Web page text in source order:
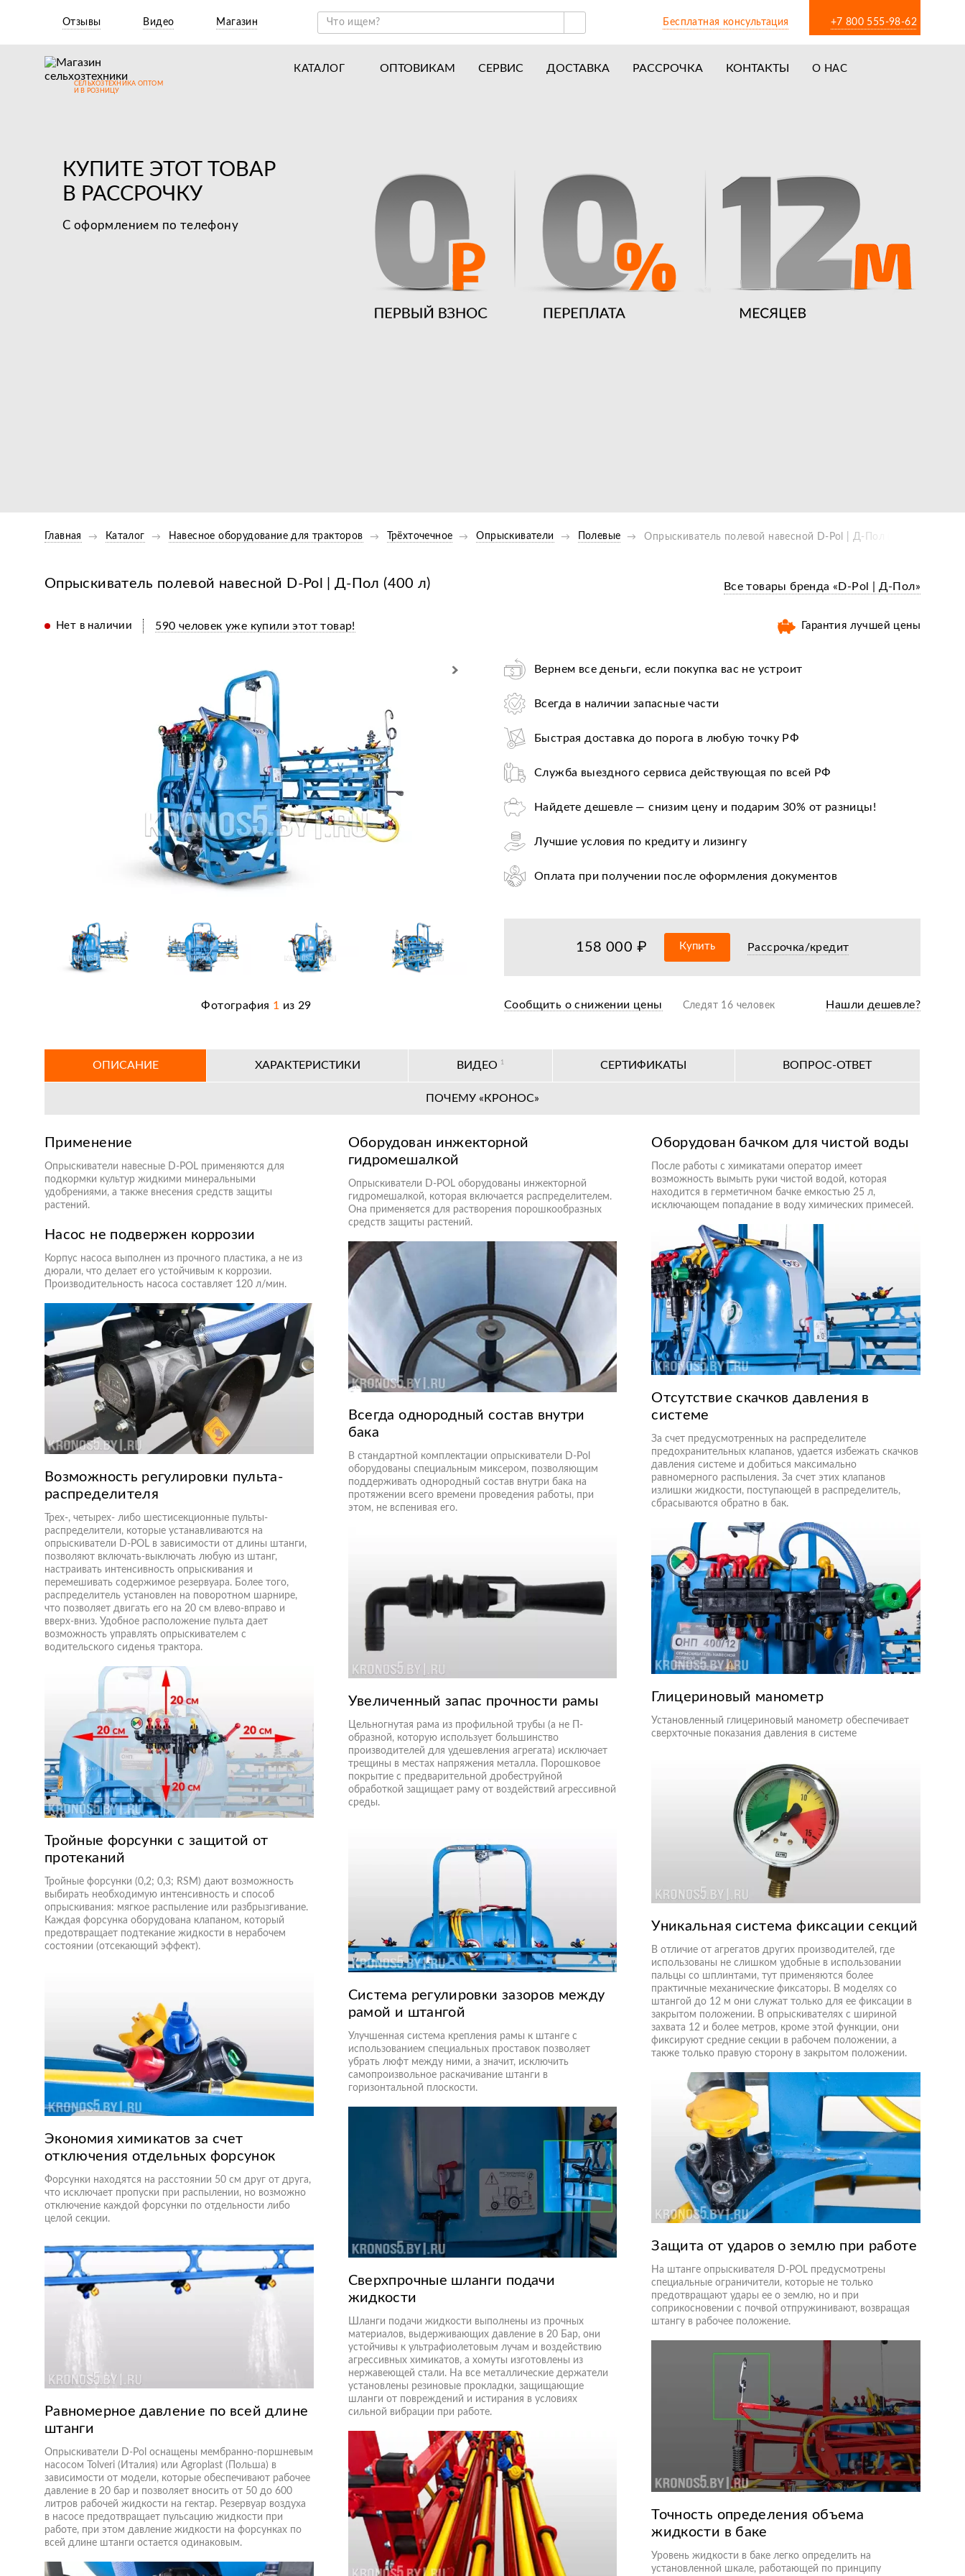
Отзывы Видео Магазин Бесплатная консультация +7 800 555-98-62
СЕЛЬХОЗТЕХНИКА ОПТОМ
И В РОЗНИЦУ
КАТАЛОГ
Навесное оборудование для мотоблоков
ОПТОВИКАМ СЕРВИС ДОСТАВКА РАССРОЧКА КОНТАКТЫ
О НАС
Новости
Отзывы
Вакансии
Гарантия лучшей цены
КУПИТЕ ЭТОТ ТОВАР
В РАССРОЧКУ
С оформлением по телефону
Главная Каталог Навесное оборудование для тракторов Трёхточечное Опрыскиватели Полевые Опрыскиватель полевой навесной D-Pol | Д-Пол (400 л)
Опрыскиватель полевой навесной D-Pol | Д-Пол (400 л) Все товары бренда «D-Pol | Д-Пол»
Нет в наличии 590 человек уже купили этот товар! Гарантия лучшей цены
Фотография 1 из 29
Вернем все деньги, если покупка вас не устроит
Всегда в наличии запасные части
Быстрая доставка до порога в любую точку РФ
Служба выездного сервиса действующая по всей РФ
Найдете дешевле — снизим цену и подарим 30% от разницы!
Лучшие условия по кредиту и лизингу
Оплата при получении после оформления документов
36+ авторизированных сервисных центров по всей РФ
158 000 ₽ Купить Рассрочка/кредит
Сообщить о снижении цены Следят 16 человек Нашли дешевле?
ОПИСАНИЕ ХАРАКТЕРИСТИКИ ВИДЕО 1 СЕРТИФИКАТЫ ВОПРОС-ОТВЕТ
ПОЧЕМУ «КРОНОС»
Применение
Опрыскиватели навесные D-POL применяются для
подкормки культур жидкими минеральными
удобрениями, а также внесения средств защиты
растений.
Насос не подвержен коррозии
Корпус насоса выполнен из прочного пластика, а не из
дюрали, что делает его устойчивым к коррозии.
Производительность насоса составляет 120 л/мин.
Возможность регулировки пульта-
распределителя
Трех-, четырех- либо шестисекционные пульты-
распределители, которые устанавливаются на
опрыскиватели D-POL в зависимости от длины штанги,
позволяют включать-выключать любую из штанг,
настраивать интенсивность опрыскивания и
перемешивать содержимое резервуара. Более того,
распределитель установлен на поворотном шарнире,
что позволяет двигать его на 20 см влево-вправо и
вверх-вниз. Удобное расположение пульта дает
возможность управлять опрыскивателем с
водительского сиденья трактора.
Тройные форсунки с защитой от
протеканий
Тройные форсунки (0,2; 0,3; RSM) дают возможность
выбирать необходимую интенсивность и способ
опрыскивания: мягкое распыление или разбрызгивание.
Каждая форсунка оборудована клапаном, который
предотвращает подтекание жидкости в нерабочем
состоянии (отсекающий эффект).
Экономия химикатов за счет
отключения отдельных форсунок
Форсунки находятся на расстоянии 50 см друг от друга,
что исключает пропуски при распылении, но возможно
отключение каждой форсунки по отдельности либо
целой секции.
Равномерное давление по всей длине
штанги
Опрыскиватели D-Pol оснащены мембранно-поршневым
насосом Tolveri (Италия) или Agroplast (Польша) в
зависимости от модели, которые обеспечивают рабочее
давление в 20 бар и позволяет вносить от 50 до 600
литров рабочей жидкости на гектар. Резервуар воздуха
в насосе предотвращает пульсацию жидкости при
работе, при этом давление жидкости на форсунках по
всей длине штанги остается одинаковым.
Оборудован инжекторной
гидромешалкой
Опрыскиватели D-POL оборудованы инжекторной
гидромешалкой, которая включается распределителем.
Она применяется для растворения порошкообразных
средств защиты растений.
Всегда однородный состав внутри
бака
В стандартной комплектации опрыскиватели D-Pol
оборудованы специальным миксером, позволяющим
поддерживать однородный состав внутри бака на
протяжении всего времени проведения работы, при
этом, не вспенивая его.
Увеличенный запас прочности рамы
Цельногнутая рама из профильной трубы (а не П-
образной, которую использует большинство
производителей для удешевления агрегата) исключает
трещины в местах напряжения металла. Порошковое
покрытие с предварительной дробеструйной
обработкой защищает раму от воздействий агрессивной
среды.
Система регулировки зазоров между
рамой и штангой
Улучшенная система крепления рамы к штанге с
использованием специальных проставок позволяет
убрать люфт между ними, а значит, исключить
самопроизвольное раскачивание штанги в
горизонтальной плоскости.
Сверхпрочные шланги подачи
жидкости
Шланги подачи жидкости выполнены из прочных
материалов, выдерживающих давление в 20 Бар, они
устойчивы к ультрафиолетовым лучам и воздействию
агрессивных химикатов, а хомуты изготовлены из
нержавеющей стали. На все металлические держатели
установлены резиновые прокладки, защищающие
шланги от повреждений и истирания в условиях
сильной вибрации при работе.
Оборудован бачком для чистой воды
После работы с химикатами оператор имеет
возможность вымыть руки чистой водой, которая
находится в герметичном бачке емкостью 25 л,
исключающем попадание в воду химических примесей.
Отсутствие скачков давления в
системе
За счет предусмотренных на распределителе
предохранительных клапанов, удается избежать скачков
давления системе и добиться максимально
равномерного распыления. За счет этих клапанов
излишки жидкости, поступающей в распределитель,
сбрасываются обратно в бак.
Глицериновый манометр
Установленный глицериновый манометр обеспечивает
сверхточные показания давления в системе
Уникальная система фиксации секций
В отличие от агрегатов других производителей, где
использованы не слишком удобные в использовании
пальцы со шплинтами, тут применяются более
практичные механические фиксаторы. В моделях со
штангой до 12 м они служат только для ее фиксации в
закрытом положении. В опрыскивателях с шириной
захвата 12 и более метров, кроме этой функции, они
фиксируют средние секции в рабочем положении, а
также только правую сторону в закрытом положении.
Защита от ударов о землю при работе
На штанге опрыскивателя D-POL предусмотрены
специальные ограничители, которые не только
предотвращают удары ее о землю, но и при
соприкосновении с почвой отпружинивают, возвращая
штангу в рабочее положение.
Точность определения объема
жидкости в баке
Уровень жидкости в баке легко определить на
установленной шкале, работающей по принципу